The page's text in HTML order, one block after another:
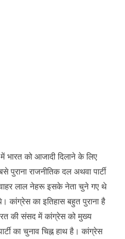
भारत को आजादी दिलाने के लिए
राजनीतिक दल अथवा पार्टी
जवाहर लाल नेहरू इसके नेता चुने गए थे
का इतिहास बहुत पुराना है
की संसद में कांग्रेस को मुख्य
का चुनाव चिह्न हाथ है। कांग्रेस